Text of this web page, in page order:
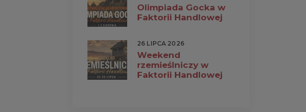
Olimpiada Gocka w
Faktorii Handlowej
26 LIPCA 2026
Weekend
rzemieślniczy w
Faktorii Handlowej